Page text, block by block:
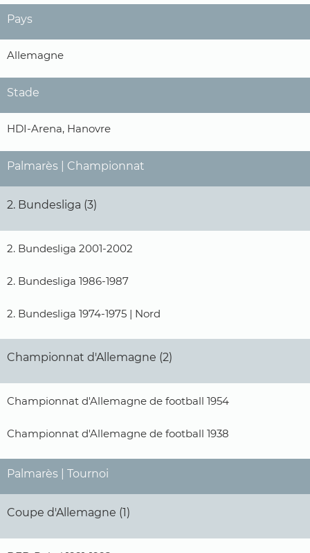
Pays
Allemagne
Stade
HDI-Arena, Hanovre
Palmarès | Championnat
2. Bundesliga (3)
2. Bundesliga 2001-2002
2. Bundesliga 1986-1987
2. Bundesliga 1974-1975 | Nord
Championnat d'Allemagne (2)
Championnat d'Allemagne de football 1954
Championnat d'Allemagne de football 1938
Palmarès | Tournoi
Coupe d'Allemagne (1)